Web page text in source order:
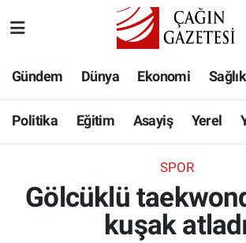
Gündem Dünya Ekonomi Sağlık
Politika Eğitim Asayiş Yerel
SPOR
Gölcüklü
kuşak
Eğitim
Asayiş
Hava Durumu
Namaz Vakitleri
Süper Lig Puan Durumu ve